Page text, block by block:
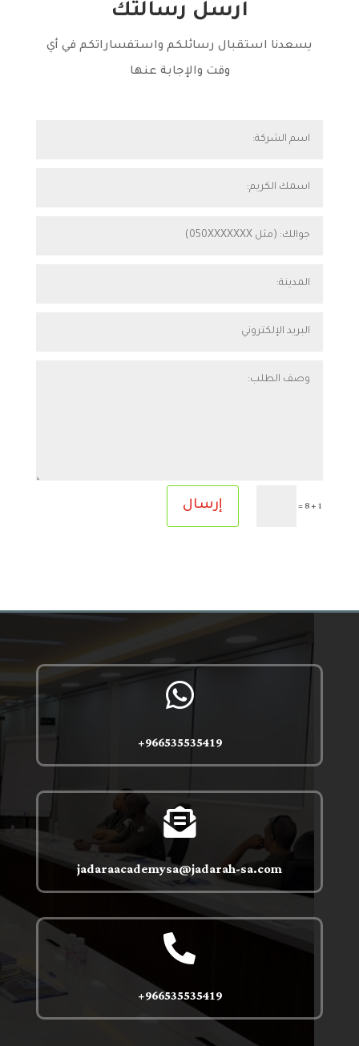
أرسل رسالتك
يسعدنا استقبال رسائلكم واستفساراتكم في أي
وقت والإجابة عنها
1 + 8
= إرسال

966535535419+

jadaraacademysa@jadarah-sa.com

966535535419+